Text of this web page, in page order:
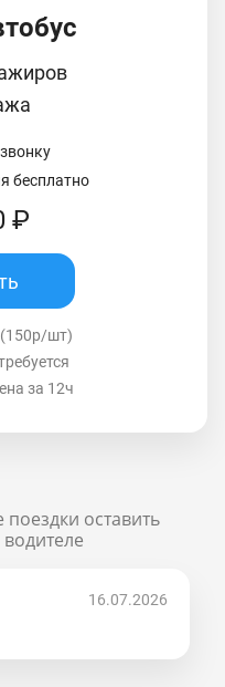
бесплатно
₽
(150р/шт)
за 12ч
оставить
16.07.2026